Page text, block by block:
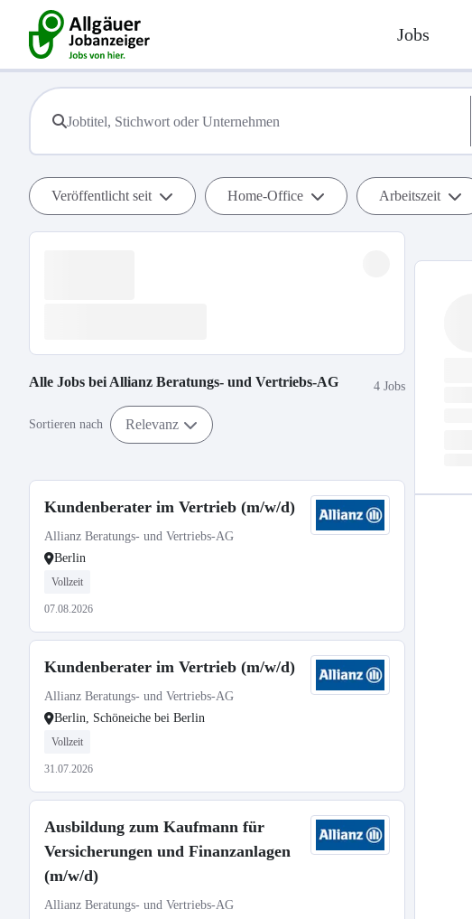
Jobs
Veröffentlicht seit Home-Office Arbeitszeit
Alle Jobs bei Allianz Beratungs- und Vertriebs-AG 4 Jobs
Sortieren nach Relevanz
Kundenberater im Vertrieb (m/w/d)
Allianz Beratungs- und Vertriebs-AG
Berlin
Vollzeit
07.08.2026
Kundenberater im Vertrieb (m/w/d)
Allianz Beratungs- und Vertriebs-AG
Berlin, Schöneiche bei Berlin
Vollzeit
31.07.2026
Ausbildung zum Kaufmann für
Versicherungen und Finanzanlagen
(m/w/d)
Allianz Beratungs- und Vertriebs-AG